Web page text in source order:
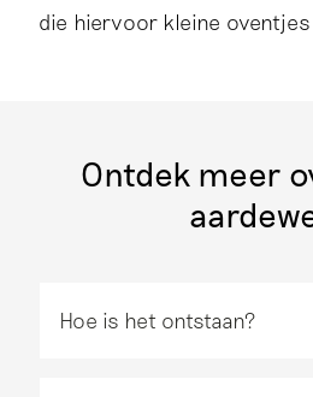
die hiervoor kleine oventjes
Ontdek meer
Hoe is het ontstaan?